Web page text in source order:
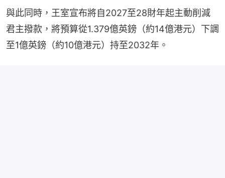
與此同時，王室宣布將自2027至28財年起主動削減
君主撥款，將預算從1.379億英鎊（約14億港元）下調
至1億英鎊（約10億港元）持至2032年。